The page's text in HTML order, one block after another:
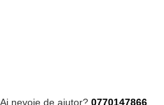
Ai nevoie de ajutor? 0770147866